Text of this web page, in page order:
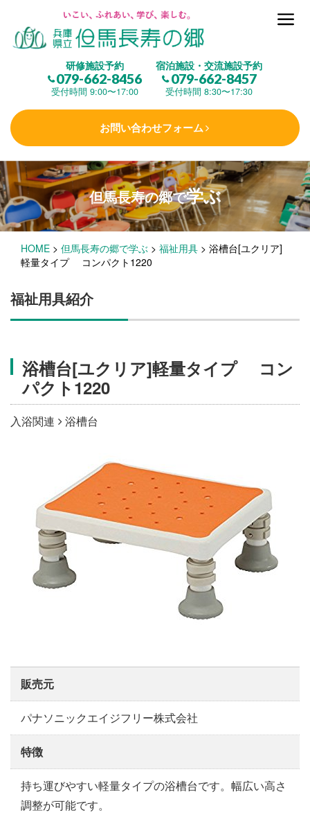
研修施設予約
079-662-8456
受付時間 9:00〜17:00
宿泊施設・交流施設予約
079-662-8457
受付時間 8:30〜17:30
お問い合わせフォーム
但馬長寿の郷とは
(研修施設)
楽しむ
学 ぶ(健康福祉)
泊まる(宿泊)
施設・料金
アクセス
但馬長寿の郷で学ぶ
HOME > 但馬長寿の郷で学ぶ > 福祉用具 > 浴槽台[ユクリア]
軽量タイプ コンパクト1220
福祉用具紹介
浴槽台[ユクリア]軽量タイプ コン
パクト1220
入浴関連 浴槽台
販売元
パナソニックエイジフリー株式会社
特徴
持ち運びやすい軽量タイプの浴槽台です。幅広い高さ
調整が可能です。